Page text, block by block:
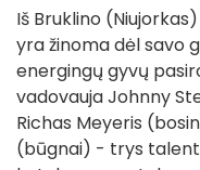
Iš Bruklino
yra žinoma dėl savo
energingų gyvų
vadovauja Johnny
Richas Meyeris
(būgnai) - trys